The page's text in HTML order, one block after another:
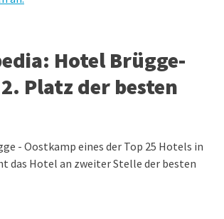
Hotel Brügge-
Platz der besten
- Oostkamp eines der Top 25 Hotels in
das Hotel an zweiter Stelle der besten